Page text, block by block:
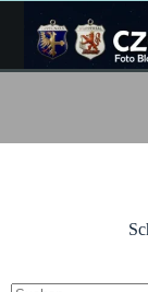
Inhalt
springen